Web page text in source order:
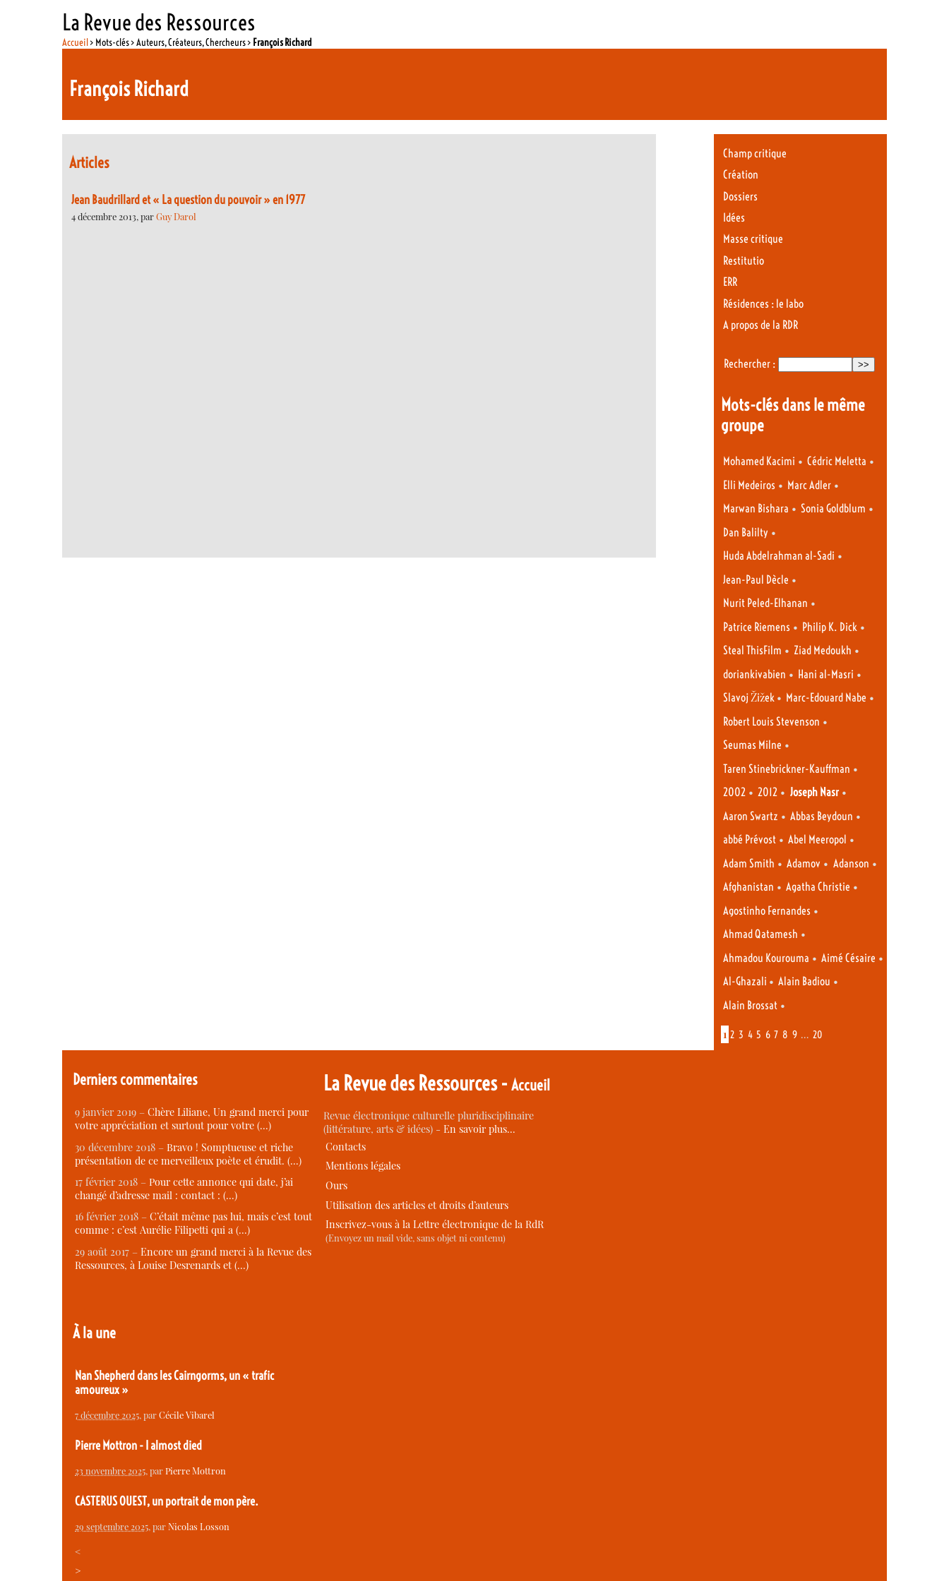
La Revue des Ressources
Accueil> Mots-clés > Auteurs, Créateurs, Chercheurs > François Richard
François Richard
Articles
Jean Baudrillard et « La question du pouvoir » en 1977
4 décembre 2013, parGuy Darol
Champ critique
Création
Dossiers
Idées
Masse critique
Restitutio
ERR
Résidences : le labo
A propos de la RDR
Rechercher :
Mots-clés dans le même
groupe
Mohamed Kacimi • Cédric Meletta •
Elli Medeiros • Marc Adler •
Marwan Bishara • Sonia Goldblum •
Dan Balilty •
Huda Abdelrahman al-Sadi •
Jean-Paul Dècle •
Nurit Peled-Elhanan •
Patrice Riemens • Philip K. Dick •
Steal ThisFilm • Ziad Medoukh •
doriankivabien • Hani al-Masri •
Slavoj Žižek • Marc-Edouard Nabe •
Robert Louis Stevenson •
Seumas Milne •
Taren Stinebrickner-Kauffman •
2002 • 2012 • Joseph Nasr•
Aaron Swartz • Abbas Beydoun •
abbé Prévost • Abel Meeropol •
Adam Smith • Adamov • Adanson •
Afghanistan • Agatha Christie •
Agostinho Fernandes •
Ahmad Qatamesh •
Ahmadou Kourouma • Aimé Césaire •
Al-Ghazali • Alain Badiou •
Alain Brossat •
1 2 3 4 5 6 7 8 9 … 20
Derniers commentaires
9 janvier 2019 – Chère Liliane, Un grand merci pour
votre appréciation et surtout pour votre (…)
30 décembre 2018 – Bravo ! Somptueuse et riche
présentation de ce merveilleux poète et érudit. (…)
17 février 2018 – Pour cette annonce qui date, j’ai
changé d’adresse mail : contact : (…)
16 février 2018 – C’était même pas lui, mais c’est tout
comme : c’est Aurélie Filipetti qui a (…)
29 août 2017 – Encore un grand merci à la Revue des
Ressources, à Louise Desrenards et (…)
À la une
Nan Shepherd dans les Cairngorms, un « trafic
amoureux »
7 décembre 2025, parCécile Vibarel
Pierre Mottron - I almost died
23 novembre 2025, parPierre Mottron
CASTERUS OUEST, un portrait de mon père.
29 septembre 2025, parNicolas Losson
<
>
La Revue des Ressources -Accueil
Revue électronique culturelle pluridisciplinaire
(littérature, arts & idées) -En savoir plus…
Contacts
Mentions légales
Ours
Utilisation des articles et droits d’auteurs
Inscrivez-vous à la Lettre électronique de la RdR
(Envoyez un mail vide, sans objet ni contenu)